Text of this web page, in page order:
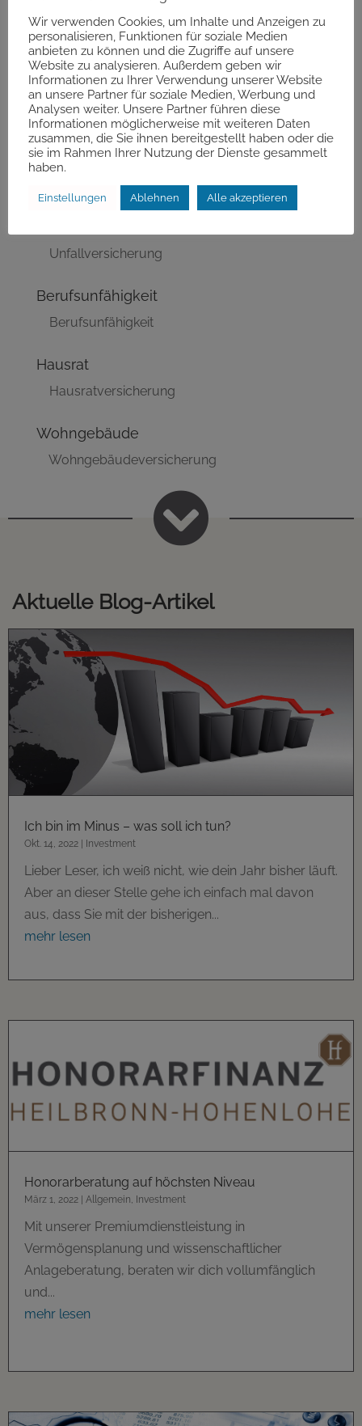
Ruf uns an
Ruf uns an
Termin buchen
Termin buchen
Vergleichsrechner
Vergleichsrechner
Unfallversicherung
Berufsunfähigkeit
Berufsunfähigkeit
Hausrat
Hausratversicherung
Wohngebäude
Wohngebäudeversicherung

Aktuelle Blog-Artikel
Ich bin im Minus – was soll ich tun?
Okt. 14, 2022 Investment
Lieber Leser, ich weiß nicht, wie dein Jahr bisher läuft.
Aber an dieser Stelle gehe ich einfach mal davon
aus, dass Sie mit der bisherigen...
mehr lesen
Honorarberatung auf höchsten Niveau
März 1, 2022 | Allgemein Investment
Mit unserer Premiumdienstleistung in
Vermögensplanung und wissenschaftlicher
Anlageberatung, beraten wir dich vollumfänglich
und...
mehr lesen
Wir verwenden Cookies, um Inhalte und Anzeigen zu
personalisieren, Funktionen für soziale Medien
anbieten zu können und die Zugriffe auf unsere
Website zu analysieren. Außerdem geben wir
Informationen zu Ihrer Verwendung unserer Website
an unsere Partner für soziale Medien, Werbung und
Analysen weiter. Unsere Partner führen diese
Informationen möglicherweise mit weiteren Daten
zusammen, die Sie ihnen bereitgestellt haben oder die
sie im Rahmen Ihrer Nutzung der Dienste gesammelt
haben.
Einstellungen Ablehnen Alle akzeptieren